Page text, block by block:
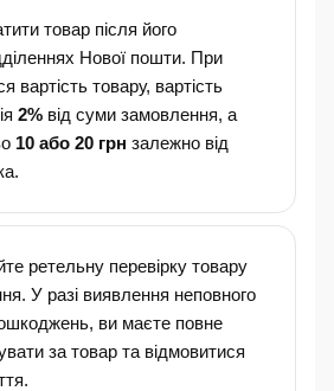
товар після його
Нової пошти. При
вартість товару, вартість
2% від суми замовлення, а
10 або 20 грн залежно від
ретельну перевірку товару
У разі виявлення неповного
ви маєте повне
за товар та відмовитися